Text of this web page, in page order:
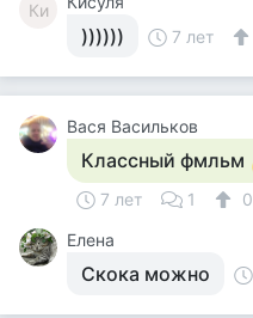
Ки
)))))) 7 лет
Вася Васильков
Классный фмльм
7 лет 1
0
Елена
Скока можно